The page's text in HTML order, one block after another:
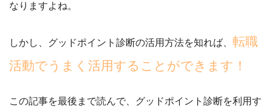
なりますよね。
しかし、グッドポイント診断の活用方法を知れば、 転職
活動でうまく活用することができます！
この記事を最後まで読んで、 グッドポイント診断を利用す